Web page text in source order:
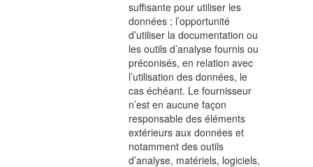
suffisante pour utiliser les
données ; l’opportunité
d’utiliser la documentation ou
les outils d’analyse fournis ou
préconisés, en relation avec
l’utilisation des données, le
cas échéant. Le fournisseur
n’est en aucune façon
responsable des éléments
extérieurs aux données et
notamment des outils
d’analyse, matériels, logiciels,